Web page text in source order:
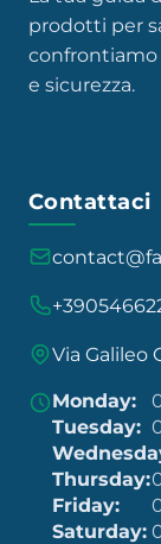
prodotti per
confrontiamo
e sicurezza.
Contattaci
Via Galileo
Monday:
Tuesday:
Thursday:
Friday:
Saturday: